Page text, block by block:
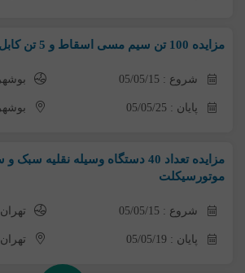
مزایده 100 تن سیم مسی اسقاط و 5 تن کابل مسی اسقاط
شروع : 05/05/15 بوشهر
پایان : 05/05/25 بوشهر
مزایده تعداد 40 دستگاه وسیله نقلیه
موتورسیکلت
شروع : 05/05/15 تهران
پایان : 05/05/19 تهران